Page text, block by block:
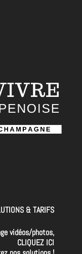
& TARIFS
vidéos/photos,
CLIQUEZ ICI